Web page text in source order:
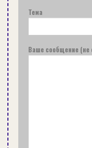
АККУМУЛЯТОРНЫЙ
ОТВЕТАХ
Тема
Ваше сообщение (не